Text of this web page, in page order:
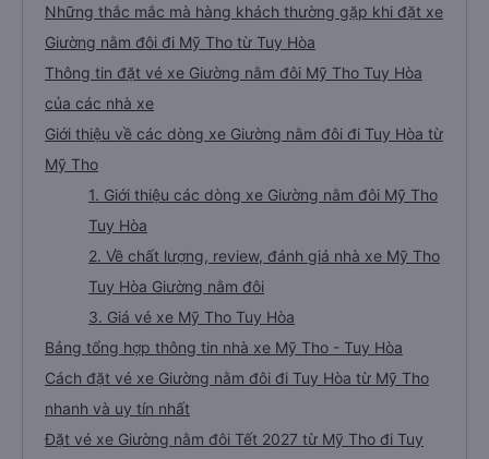
Những thắc mắc mà hàng khách thường gặp khi đặt xe
Giường nằm đôi đi Mỹ Tho từ Tuy Hòa
Thông tin đặt vé xe Giường nằm đôi Mỹ Tho Tuy Hòa
của các nhà xe
Giới thiệu về các dòng xe Giường nằm đôi đi Tuy Hòa từ
Mỹ Tho
1. Giới thiệu các dòng xe Giường nằm đôi Mỹ Tho
Tuy Hòa
2. Về chất lượng, review, đánh giá nhà xe Mỹ Tho
Tuy Hòa Giường nằm đôi
3. Giá vé xe Mỹ Tho Tuy Hòa
Bảng tổng hợp thông tin nhà xe Mỹ Tho - Tuy Hòa
Cách đặt vé xe Giường nằm đôi đi Tuy Hòa từ Mỹ Tho
nhanh và uy tín nhất
Đặt vé xe Giường nằm đôi Tết 2027 từ Mỹ Tho đi Tuy